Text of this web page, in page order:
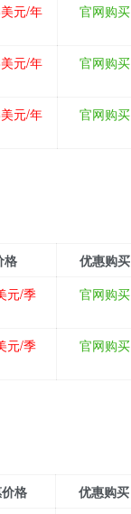
元/年 官网购买
元/年 官网购买
元/年 官网购买
格
优惠购买
元/季 官网购买
元/季 官网购买
格
优惠购买